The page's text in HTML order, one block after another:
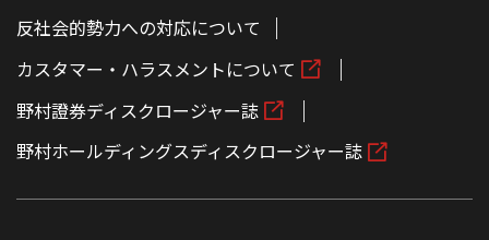
反社会的勢力への対応について
カスタマー・ハラスメントについて
野村證券ディスクロージャー誌
野村ホールディングスディスクロージャー誌